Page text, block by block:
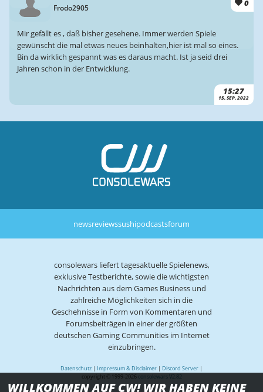
Frodo2905 0
15:27
15. SEP. 2022
Mir gefällt es , daß bisher gesehene. Immer werden Spiele
gewünscht die mal etwas neues beinhalten,hier ist mal so eines.
Bin da wirklich gespannt was es daraus macht. Ist ja seid drei
Jahren schon in der Entwicklung.
newsreviewssushipodcastsforum
consolewars liefert tagesaktuelle Spielenews,
exklusive Testberichte, sowie die wichtigsten
Nachrichten aus dem Games Business und
zahlreiche Möglichkeiten sich in die
Geschehnisse in Form von Kommentaren und
Forumsbeiträgen in einer der größten
deutschen Gaming Communities im Internet
einzubringen.
Datenschutz | Impressum & Disclaimer | Discord Server |
copyright © 1999-2026 consolewars V2.82
WILLKOMMEN AUF CW! WIR HABEN KEINE